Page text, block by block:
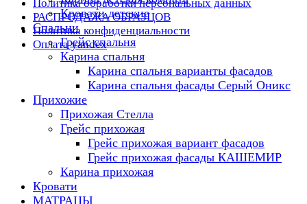
Политика обработки персональных данных
РАСПРОДАЖА ОБРАЗЦОВ
Политика конфиденциальности
Оплата yandex
Кровати детские
Спальни
Грейс спальня
Карина спальня
Карина спальня варианты фасадов
Карина спальня фасады Серый Оникс
Прихожие
Прихожая Стелла
Грейс прихожая
Грейс прихожая вариант фасадов
Грейс прихожая фасады КАШЕМИР
Карина прихожая
Кровати
МАТРАЦЫ